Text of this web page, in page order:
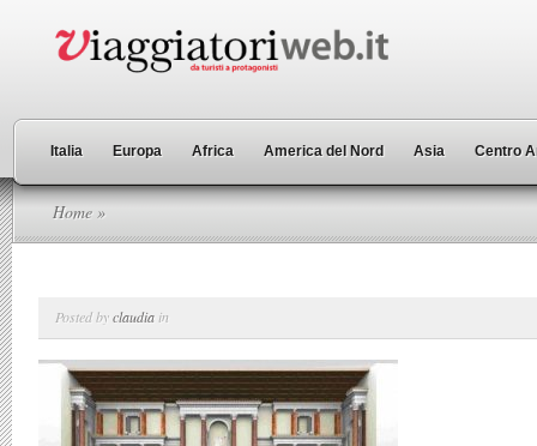
Italia Europa Africa America del Nord Asia Centro
Home »
Posted byclaudia in